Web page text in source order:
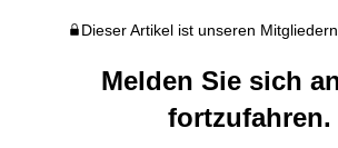
Dieser Artikel ist unseren
Melden Sie sich
fortzufahren.